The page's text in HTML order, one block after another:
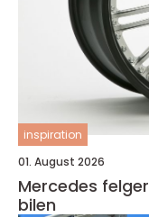
inspiration
01. August 2026
Mercedes felger slik velger du riktig felg til
bilen